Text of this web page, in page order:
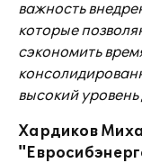
важность
которые
сэкономить
высокий
Хардиков